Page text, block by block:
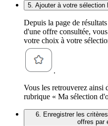
5. Ajouter à votre
Depuis la page de
d'une offre consultée,
votre choix à votre
.
Vous les retrouverez ainsi
rubrique « Ma sélection
6. Enregistrer les
offres par